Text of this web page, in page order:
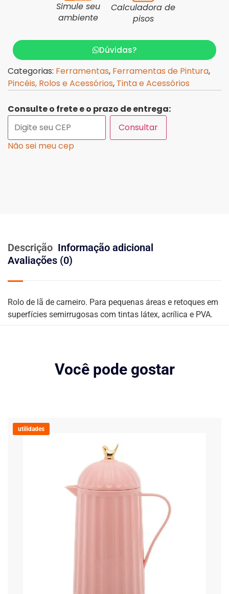
Simule seu
ambiente
Calculadora de
pisos
Dúvidas?
Categorias: Ferramentas, Ferramentas de Pintura,
Pincéis, Rolos e Acessórios, Tinta e Acessórios
Consulte o frete e o prazo de entrega:
Consultar
Não sei meu cep
Descrição Informação adicional
Avaliações (0)
Rolo de lã de carneiro. Para pequenas áreas e retoques em
superfícies semirrugosas com tintas látex, acrílica e PVA.
Você pode gostar
utilidades